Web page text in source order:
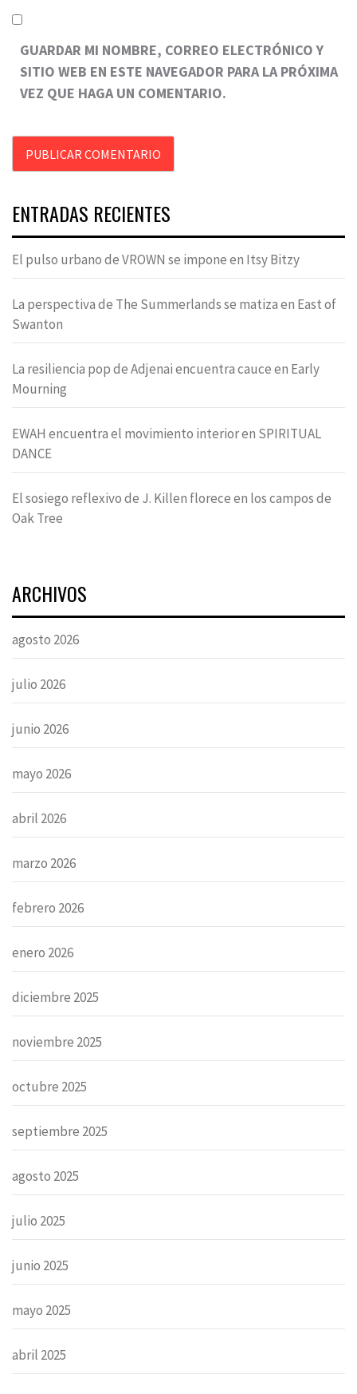
GUARDAR MI NOMBRE, CORREO ELECTRÓNICO Y
SITIO WEB EN ESTE NAVEGADOR PARA LA PRÓXIMA
VEZ QUE HAGA UN COMENTARIO.
ENTRADAS RECIENTES
El pulso urbano de VROWN se impone en Itsy Bitzy
La perspectiva de The Summerlands se matiza en East of
Swanton
La resiliencia pop de Adjenai encuentra cauce en Early
Mourning
EWAH encuentra el movimiento interior en SPIRITUAL
DANCE
El sosiego reflexivo de J. Killen florece en los campos de
Oak Tree
ARCHIVOS
agosto 2026
julio 2026
junio 2026
mayo 2026
abril 2026
marzo 2026
febrero 2026
enero 2026
diciembre 2025
noviembre 2025
octubre 2025
septiembre 2025
agosto 2025
julio 2025
junio 2025
mayo 2025
abril 2025